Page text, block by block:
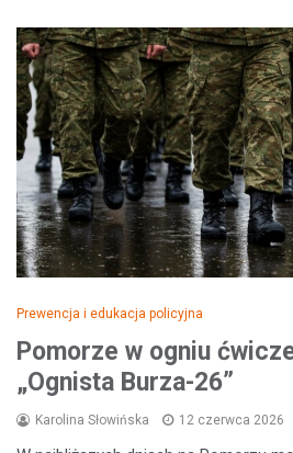
Prewencja i edukacja policyjna
Pomorze w ogniu
„Ognista Burza-26”
Karolina Słowińska 12 czerwca 2026